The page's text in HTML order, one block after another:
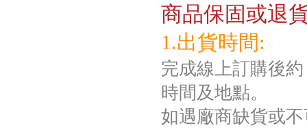
商品保固或退
1.出貨時間:
完成線上訂購後
時間及地點。
如遇廠商缺貨或